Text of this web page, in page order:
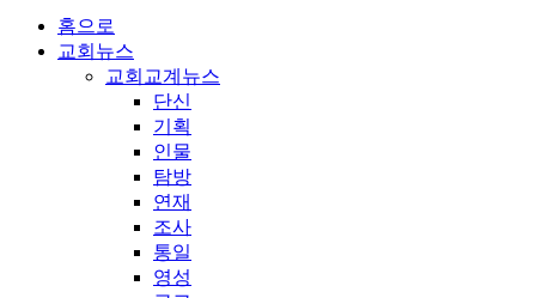
홈으로
교회뉴스
교회교계뉴스
단신
기획
인물
탐방
연재
조사
통일
영성